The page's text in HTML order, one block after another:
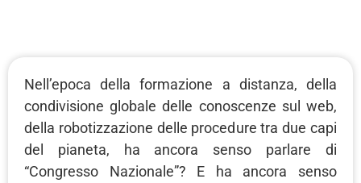
Nell’epoca della formazione a distanza, della
condivisione globale delle conoscenze sul web,
della robotizzazione delle procedure tra due capi
del pianeta, ha ancora senso parlare di
“Congresso Nazionale”? E ha ancora senso